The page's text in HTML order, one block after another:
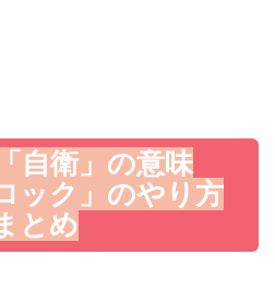
自衛」の意味
ック」のやり方
とめ